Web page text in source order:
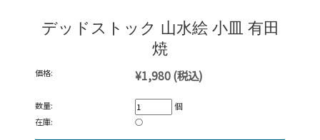
デッドストック 山水絵 小皿 有田
焼
価格: ¥1,980(税込)
数量:
個
在庫:
○